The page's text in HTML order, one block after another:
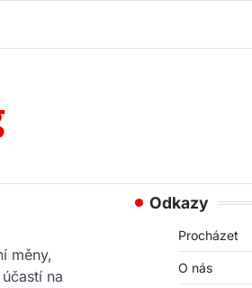
měny,
na
Odkazy
Procházet
O nás